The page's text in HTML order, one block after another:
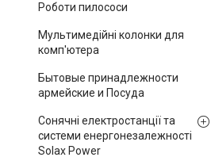
Роботи пилососи
Мультимедійні колонки для
комп'ютера
Бытовые принадлежности
армейские и Посуда
Сонячні електростанції та
системи енергонезалежності
Solax Power